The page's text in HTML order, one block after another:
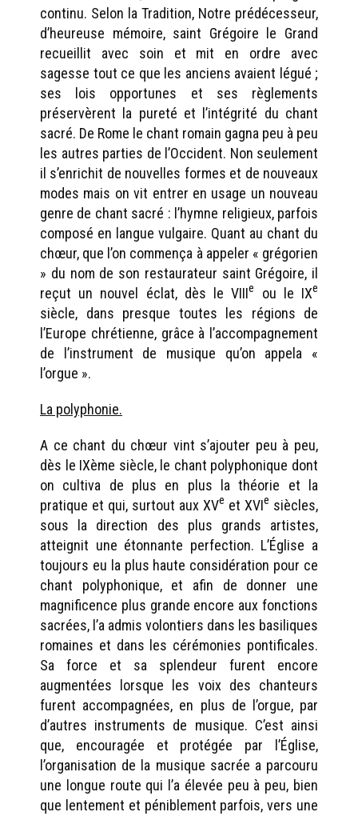
continu. Selon la Tradition, Notre prédécesseur,
d’heureuse mémoire, saint Grégoire le Grand
recueillit avec soin et mit en ordre avec
sagesse tout ce que les anciens avaient légué ;
ses lois opportunes et ses règlements
préservèrent la pureté et l’intégrité du chant
sacré. De Rome le chant romain gagna peu à peu
les autres parties de l’Occident. Non seulement
il s’enrichit de nouvelles formes et de nouveaux
modes mais on vit entrer en usage un nouveau
genre de chant sacré : l’hymne religieux, parfois
composé en langue vulgaire. Quant au chant du
chœur, que l’on commença à appeler « grégorien
» du nom de son restaurateur saint Grégoire, il
reçut un nouvel éclat, dès le VIIIe ou le IXe
siècle, dans presque toutes les régions de
l’Europe chrétienne, grâce à l’accompagnement
de l’instrument de musique qu’on appela «
l’orgue ».
La polyphonie.
A ce chant du chœur vint s’ajouter peu à peu,
dès le IXème siècle, le chant polyphonique dont
on cultiva de plus en plus la théorie et la
pratique et qui, surtout aux XVe et XVIe siècles,
sous la direction des plus grands artistes,
atteignit une étonnante perfection. L’Église a
toujours eu la plus haute considération pour ce
chant polyphonique, et afin de donner une
magnificence plus grande encore aux fonctions
sacrées, l’a admis volontiers dans les basiliques
romaines et dans les cérémonies pontificales.
Sa force et sa splendeur furent encore
augmentées lorsque les voix des chanteurs
furent accompagnées, en plus de l’orgue, par
d’autres instruments de musique. C’est ainsi
que, encouragée et protégée par l’Église,
l’organisation de la musique sacrée a parcouru
une longue route qui l’a élevée peu à peu, bien
que lentement et péniblement parfois, vers une